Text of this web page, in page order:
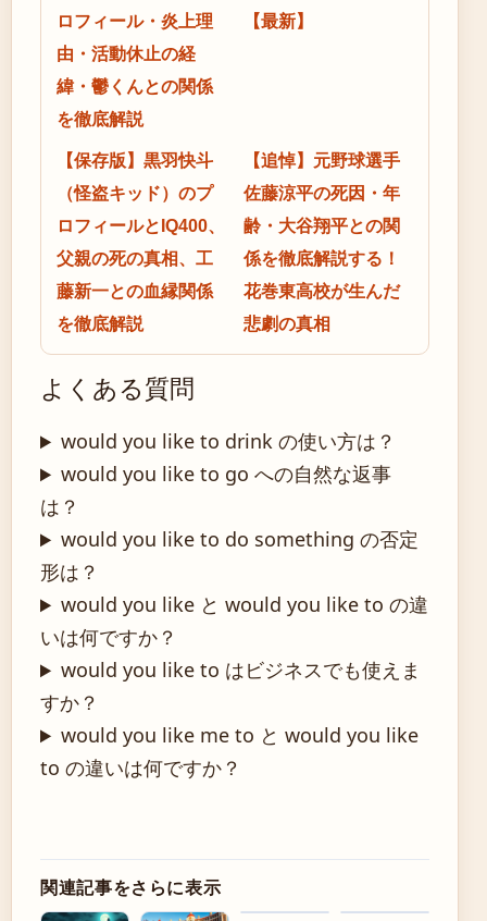
ロフィール・炎上理
由・活動休止の経
緯・鬱くんとの関係
を徹底解説
【最新】
【保存版】黒羽快斗
（怪盗キッド）のプ
ロフィールとIQ400、
父親の死の真相、工
藤新一との血縁関係
を徹底解説
【追悼】元野球選手
佐藤涼平の死因・年
齢・大谷翔平との関
係を徹底解説する！
花巻東高校が生んだ
悲劇の真相
よくある質問
would you like to drink の使い方は？
would you like to go への自然な返事
は？
would you like to do something の否定
形は？
would you like と would you like to の違
いは何ですか？
would you like to はビジネスでも使えま
すか？
would you like me to と would you like
to の違いは何ですか？
関連記事をさらに表示